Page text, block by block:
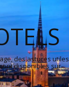
des astuces utiles
disponibles sur